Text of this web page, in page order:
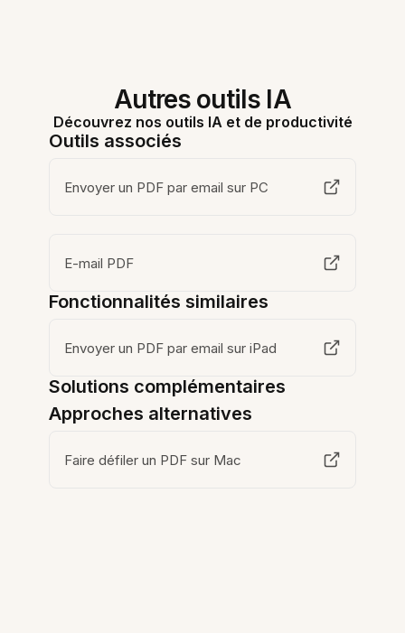
Autres outils IA
Découvrez nos outils IA et de productivité
Outils associés
Envoyer un PDF par email sur PC
E-mail PDF
Fonctionnalités similaires
Envoyer un PDF par email sur iPad
Solutions complémentaires
Approches alternatives
Faire défiler un PDF sur Mac